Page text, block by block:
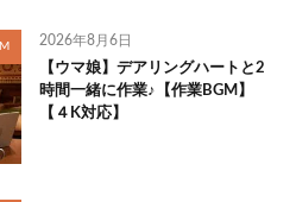
2026年8月6日
【ウマ娘】デアリングハートと2
時間一緒に作業♪【作業BGM】
【４K対応】